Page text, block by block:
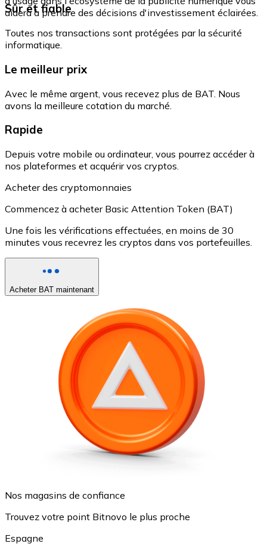
aidera à prendre des décisions d'investissement éclairées.
Sûr et fiable
Toutes nos transactions sont protégées par la sécurité
informatique.
Le meilleur prix
Avec le même argent, vous recevez plus de BAT. Nous
avons la meilleure cotation du marché.
Rapide
Depuis votre mobile ou ordinateur, vous pourrez accéder à
nos plateformes et acquérir vos cryptos.
Acheter des cryptomonnaies
Commencez à acheter Basic Attention Token (BAT)
Une fois les vérifications effectuées, en moins de 30
minutes vous recevrez les cryptos dans vos portefeuilles.
Acheter BAT maintenant
Nos magasins de confiance
Trouvez votre point Bitnovo le plus proche
Espagne